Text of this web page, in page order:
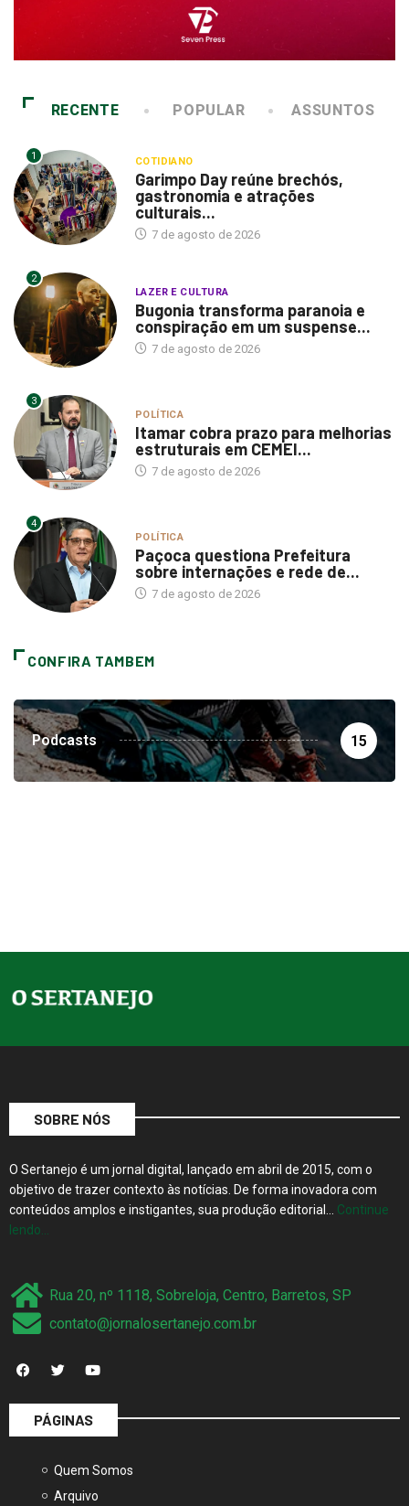
RECENTE POPULAR ASSUNTOS
1 COTIDIANO
Garimpo Day reúne brechós,
gastronomia e atrações
culturais...
7 de agosto de 2026
2
LAZER E CULTURA
Bugonia transforma paranoia e
conspiração em um suspense...
7 de agosto de 2026
3
POLÍTICA
Itamar cobra prazo para melhorias
estruturais em CEMEI...
7 de agosto de 2026
4
POLÍTICA
Paçoca questiona Prefeitura
sobre internações e rede de...
7 de agosto de 2026
CONFIRA TAMBEM
Podcasts 15
SOBRE NÓS
O Sertanejo é um jornal digital, lançado em abril de 2015, com o
objetivo de trazer contexto às notícias. De forma inovadora com
conteúdos amplos e instigantes, sua produção editorial… Continue
lendo…
Rua 20, nº 1118, Sobreloja, Centro, Barretos, SP
contato@jornalosertanejo.com.br
PÁGINAS
Quem Somos
Arquivo